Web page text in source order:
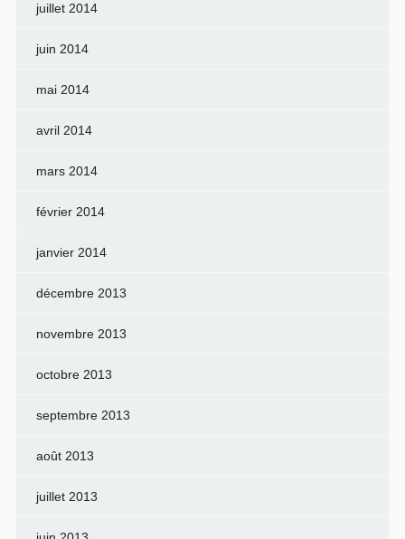
juillet 2014
juin 2014
mai 2014
avril 2014
mars 2014
février 2014
janvier 2014
décembre 2013
novembre 2013
octobre 2013
septembre 2013
août 2013
juillet 2013